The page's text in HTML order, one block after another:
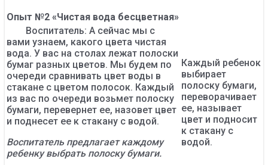
Опыт №2 «Чистая вода бесцветная»
Воспитатель: А сейчас мы с
вами узнаем, какого цвета чистая
вода. У вас на столах лежат полоски
бумаг разных цветов. Мы будем по
очереди сравнивать цвет воды в
стакане с цветом полосок. Каждый
из вас по очереди возьмет полоску
бумаги, перевернет ее, назовет цвет
и поднесет ее к стакану с водой.
Воспитатель предлагает каждому
ребенку выбрать полоску бумаги.
Каждый ребенок
выбирает
полоску бумаги,
переворачивает
ее, называет
цвет и подносит
к стакану с
водой.